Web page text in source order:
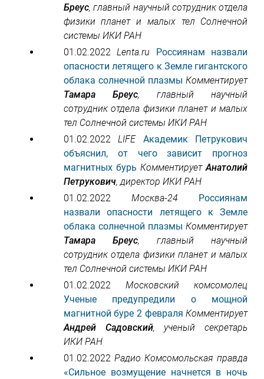
Бреус, главный научный сотрудник отдела
физики планет и малых тел Солнечной
системы ИКИ РАН
01.02.2022Lenta.ru
Россиянам назвали
опасности летящего к Земле гигантского
облака солнечной плазмы Комментирует
Тамара Бреус, главный научный
сотрудник отдела физики планет и малых
тел Солнечной системы ИКИ РАН
01.02.2022LIFE
Академик Петрукович
объяснил, от чего зависит прогноз
магнитных бурь КомментируетАнатолий
Петрукович, директор ИКИ РАН
01.02.2022 Москва-24 Россиянам
назвали опасности летящего к Земле
облака солнечной плазмыКомментирует
Тамара Бреус, главный научный
сотрудник отдела физики планет и малых
тел Солнечной системы ИКИ РАН
01.02.2022 Московский комсомолец
Ученые предупредили о мощной
магнитной буре 2 февраля Комментирует
Андрей Садовский, ученый секретарь
ИКИ РАН
01.02.2022 Радио Комсомольская правда
«Сильное возмущение начнется в ночь